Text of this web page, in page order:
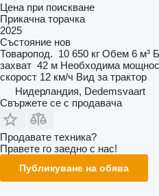
Цена при поискване
Прикачна торачка
2025
Състояние нов
Товаропод. 10 650 кг Обем 6 м³
захват 42 м Необходима
скорост 12 км/ч Вид за трактор
Нидерландия, Dedemsvaart
Свържете се с продавача
Продавате техника?
Правете го заедно с нас!
Публикуване на обява